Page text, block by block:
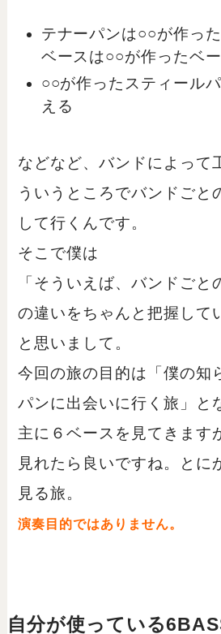
テナーパンは○○が作っ
ベースは○○が作ったベ
○○が作ったスティール
える
などなど、バンドによって
ういうところでバンドごと
して行くんです。
そこで僕は
「そういえば、バンドごと
の違いをちゃんと把握して
と思いまして。
今回の旅の目的は「僕の知
パンに出会いに行く旅」と
主に６ベースを見てきます
見れたら良いですね。とに
見る旅。
演奏目的ではありません。
自分が使っている